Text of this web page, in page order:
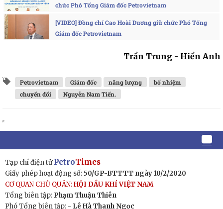
chức Phó Tổng Giám đốc Petrovietnam
[VIDEO] Đồng chí Cao Hoài Dương giữ chức Phó Tổng
Giám đốc Petrovietnam
Trần Trung - Hiền Anh
Petrovietnam Giám đốc năng lượng
bổ nhiệm
chuyển đổi
Nguyễn Nam Tiến.
Tạp chí điện tửPetroTimes
Giấy phép hoạt động số: 50/GP-BTTTT ngày 10/2/2020
CƠ QUAN CHỦ QUẢN:HỘI DẦU KHÍ VIỆT NAM
Tổng biên tập: Phạm Thuận Thiên
Phó Tổng biên tập: - Lê Hà Thanh Ngọc